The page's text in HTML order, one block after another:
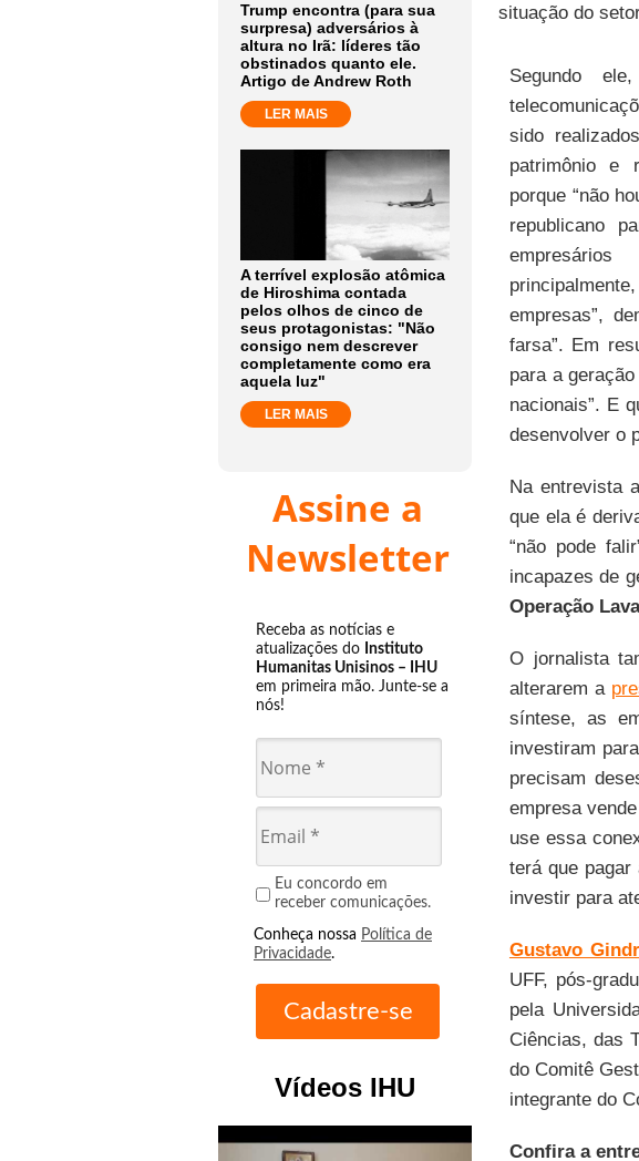
Trump encontra (para sua
surpresa) adversários à
altura no Irã: líderes tão
obstinados quanto ele.
Artigo de Andrew Roth
LER MAIS
A terrível explosão atômica
de Hiroshima contada
pelos olhos de cinco de
seus protagonistas: "Não
consigo nem descrever
completamente como era
aquela luz"
LER MAIS
Assine a
Newsletter
Receba as notícias e
atualizações do Instituto
Humanitas Unisinos – IHU
em primeira mão. Junte-se a
nós!
Eu concordo em
receber comunicações.
Conheça nossa Política de
Privacidade.
Vídeos IHU
situação do
Segundo
sido
patrimônio e
porque “não
republicano
empresas”,
farsa”. Em
para a
nacionais”. E
desenvolver o
Na entrevista
que ela é
“não pode
incapazes de
Operação
O jornalista
alterarem a
síntese, as
investiram
precisam
empresa
use essa
terá que
investir para
Gustavo
UFF, pós-
pela
Ciências, das
do Comitê
integrante do
Confira a